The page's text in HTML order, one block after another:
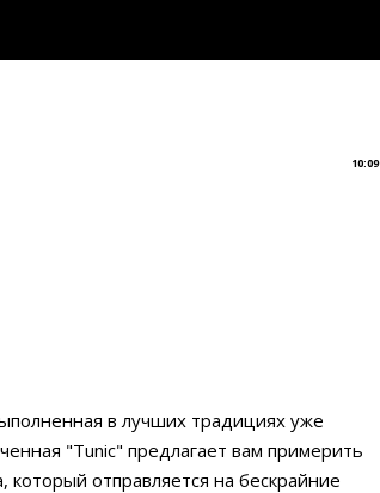
10:09
в лучших традициях уже
"Tunic" предлагает вам примерить
который отправляется на бескрайние